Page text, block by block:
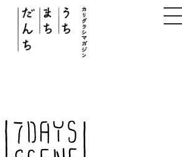
このサイトについて